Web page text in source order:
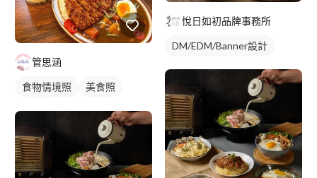
管思涵
食物情境照
美食照
悅日如初品牌事務所
DM/EDM/Banner設計